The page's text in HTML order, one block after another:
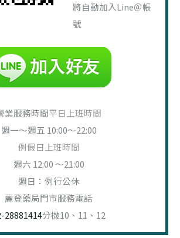
將自動加入Line＠帳
號
業服務時間平日上班時間
週一～週五 10:00～22:00
例假日上班時間
週六 12:00 ～21:00
週日：例行公休
麗登藥局門市服務電話
28881414分機10、11、12